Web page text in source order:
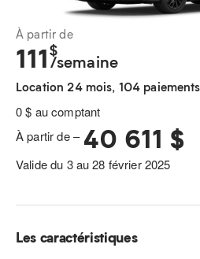
À partir de
111$
/semaine
Location 24 mois, 104 paiements
0 $ au comptant
À partir de – 40 611 $
Valide du 3 au 28 février 2025
Les caractéristiques